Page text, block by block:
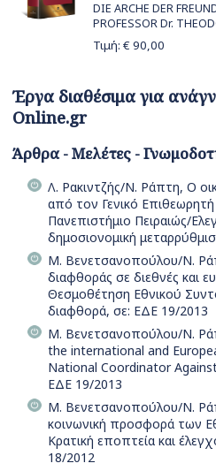
DIE ARCHE DER
PROFESSOR Dr.
Τιμή: € 90,00
Έργα διαθέσιμα για
Online.gr
Άρθρα - Μελέτες -
Λ. Ρακιντζής/Ν. Ράπτη, Ο
από τον Γενικό
Πανεπιστήμιο Πειραιώς/
δημοσιονομική
Μ. Βενετσανοπούλου/Ν.
διαφθοράς σε διεθνές και
Θεσμοθέτηση Εθνικού
διαφθορά, σε: ΕΔΕ 19/2013
Μ. Βενετσανοπούλου/Ν.
the international and
National Coordinator
ΕΔΕ 19/2013
Μ. Βενετσανοπούλου/Ν.
κοινωνική προσφορά των
Κρατική εποπτεία και
18/2012